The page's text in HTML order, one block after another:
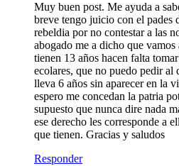
Muy buen post. Me ayuda a
breve tengo juicio con el pades
rebeldia por no contestar a las
abogado me a dicho que
tienen 13 años hacen falta
ecolares, que no puedo pedir al
lleva 6 años sin aparecer en la
espero me concedan la patria
supuesto que nunca dire nada
ese derecho les corresponde a
que tienen. Gracias y saludos
Responder